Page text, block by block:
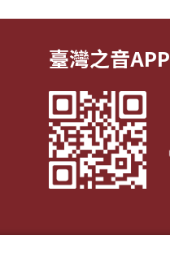
臺灣之音APP